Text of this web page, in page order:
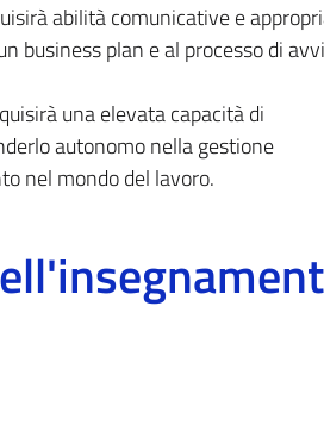
abilità comunicative e
business plan e al processo di
una elevata capacità di
autonomo nella gestione
nel mondo del lavoro.